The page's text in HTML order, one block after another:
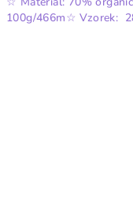
100g/466m☆ Vzorek: